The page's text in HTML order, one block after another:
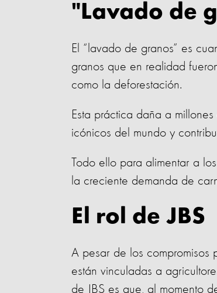
"Lavado de
El “lavado de granos” es
granos que en realidad
como la deforestación.
Esta práctica daña a
icónicos del mundo y
Todo ello para alimentar a
la creciente demanda de
El rol de JBS
A pesar de los compromisos
están vinculadas a
de JBS es que, al momento